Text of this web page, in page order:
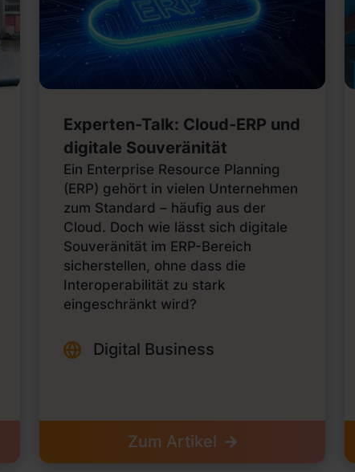
Experten-Talk: Cloud-ERP und
digitale Souveränität
Ein Enterprise Resource Planning
(ERP) gehört in vielen Unternehmen
zum Standard – häufig aus der
Cloud. Doch wie lässt sich digitale
Souveränität im ERP-Bereich
sicherstellen, ohne dass die
Interoperabilität zu stark
eingeschränkt wird?
Digital Business
Zum Artikel